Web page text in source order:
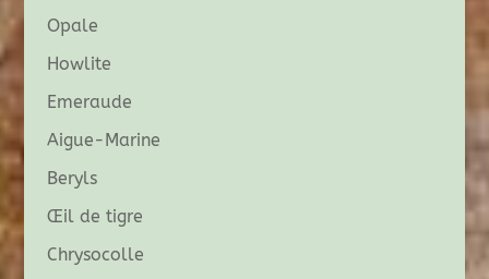
Opale
Howlite
Emeraude
Aigue-Marine
Beryls
Œil de tigre
Chrysocolle